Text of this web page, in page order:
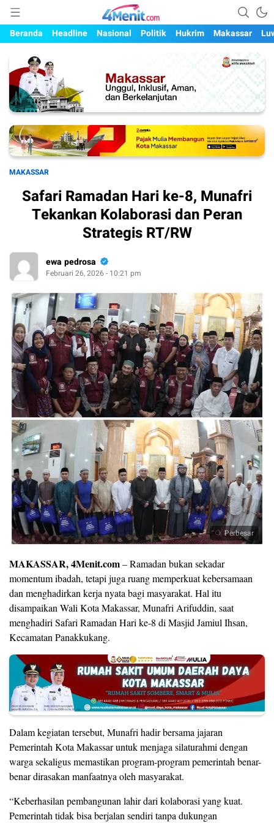
4menit.com
Mengungkap Kisah, Setiap Hari
Beranda
Headline Nasional Politik Hukrim Makassar
MAKASSAR
Safari Ramadan Hari ke-8, Munafri
Tekankan Kolaborasi dan Peran
Strategis RT/RW
ewa pedrosa
Februari 26, 2026 - 10:21 pm
Perbesar
MAKASSAR, 4Menit.com– Ramadan bukan sekadar
momentum ibadah, tetapi juga ruang memperkuat kebersamaan
dan menghadirkan kerja nyata bagi masyarakat. Hal itu
disampaikan Wali Kota Makassar, Munafri Arifuddin, saat
menghadiri Safari Ramadan Hari ke-8 di Masjid Jamiul Ihsan,
Kecamatan Panakkukang.
Dalam kegiatan tersebut, Munafri hadir bersama jajaran
Pemerintah Kota Makassar untuk menjaga silaturahmi dengan
warga sekaligus memastikan program-program pemerintah benar-
benar dirasakan manfaatnya oleh masyarakat.
“Keberhasilan pembangunan lahir dari kolaborasi yang kuat.
Pemerintah tidak bisa berjalan sendiri tanpa dukungan